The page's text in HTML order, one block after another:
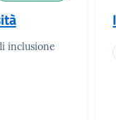
inclusione